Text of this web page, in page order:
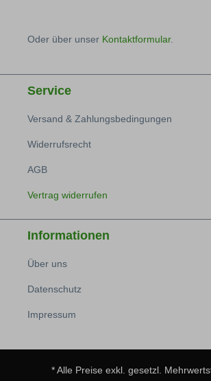
Oder über unser Kontaktformular.
Service
Versand & Zahlungsbedingungen
Widerrufsrecht
AGB
Vertrag widerrufen
Informationen
Über uns
Datenschutz
Impressum
* Alle Preise exkl. gesetzl.